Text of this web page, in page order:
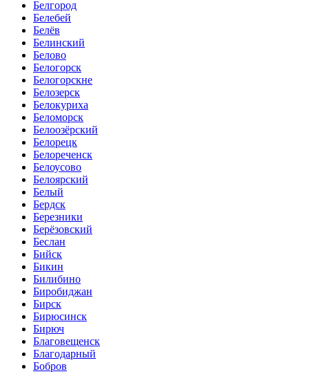
Белгород
Белебей
Белёв
Белинский
Белово
Белогорск
Белогорскне
Белозерск
Белокуриха
Беломорск
Белоозёрский
Белорецк
Белореченск
Белоусово
Белоярский
Белый
Бердск
Березники
Берёзовский
Беслан
Бийск
Бикин
Билибино
Биробиджан
Бирск
Бирюсинск
Бирюч
Благовещенск
Благодарный
Бобров